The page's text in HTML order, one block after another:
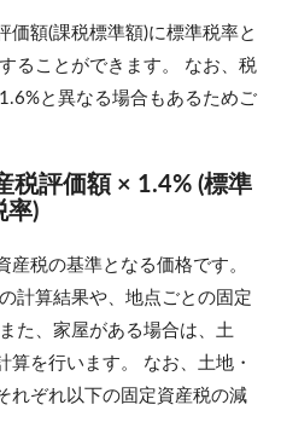
価額(課税標準額)に標準税率と
ることができます。 なお、税
と異なる場合もあるためご
税評価額 × 1.4% (標準
率)
産税の基準となる価格です。
の計算結果や、地点ごとの固定
た、家屋がある場合は、土
を行います。 なお、土地・
れぞれ以下の固定資産税の減